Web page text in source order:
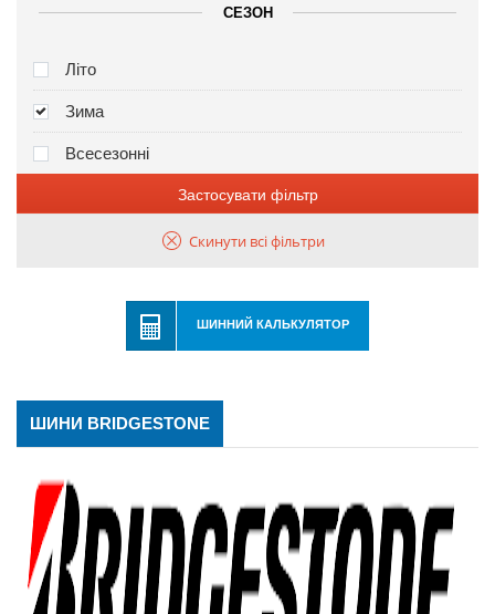
СЕЗОН
Літо
Зима
Всесезонні
Застосувати фільтр
Скинути всі фільтри
ШИННИЙ КАЛЬКУЛЯТОР
ШИНИ BRIDGESTONE